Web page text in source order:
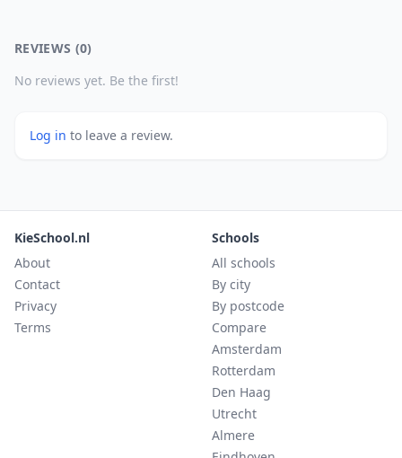
REVIEWS (0)
No reviews yet. Be the first!
Log in to leave a review.
KieSchool.nl
About
Contact
Privacy
Terms
Schools
All schools
By city
By postcode
Compare
Amsterdam
Rotterdam
Den Haag
Utrecht
Almere